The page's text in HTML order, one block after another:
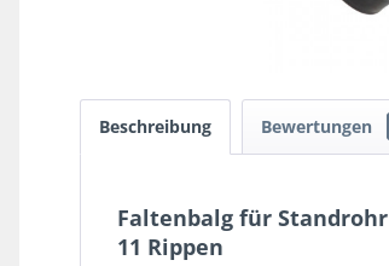
Beschreibung Bewertungen
Faltenbalg für Standrohr
11 Rippen